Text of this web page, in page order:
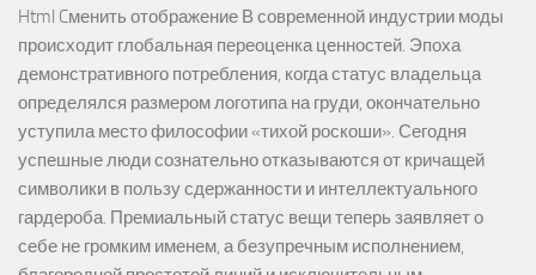
Html Cменить отображение В современной индустрии моды
происходит глобальная переоценка ценностей. Эпоха
демонстративного потребления, когда статус владельца
определялся размером логотипа на груди, окончательно
уступила место философии «тихой роскоши». Сегодня
успешные люди сознательно отказываются от кричащей
символики в пользу сдержанности и интеллектуального
гардероба. Премиальный статус вещи теперь заявляет о
себе не громким именем, а безупречным исполнением,